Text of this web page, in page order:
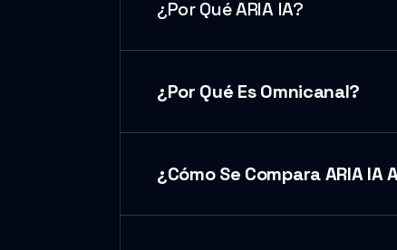
¿Por Qué ARIA IA?
¿Por Qué Es Omnicanal?
¿Cómo Se Compara ARIA IA